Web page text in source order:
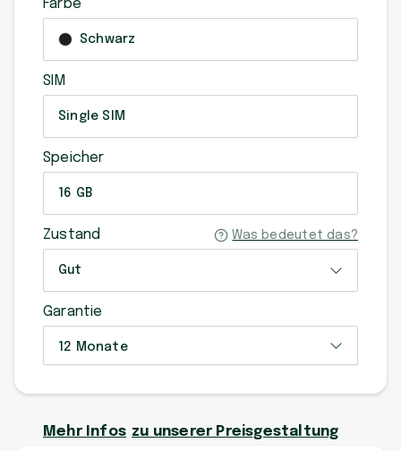
Farbe
Schwarz
SIM
Single SIM
Speicher
16 GB
Zustand Was bedeutet das?
Gut
Garantie
12 Monate
Mehr Infos zu unserer Preisgestaltung